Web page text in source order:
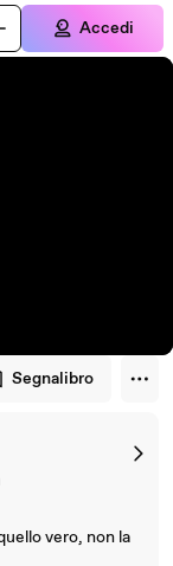
Accedi
Segnalibro
vero, non la